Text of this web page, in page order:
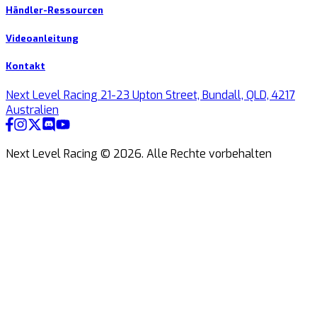
Händler-Ressourcen
Videoanleitung
Kontakt
Next Level Racing 21-23 Upton Street, Bundall, QLD, 4217
Australien
Next Level Racing © 2026. Alle Rechte vorbehalten